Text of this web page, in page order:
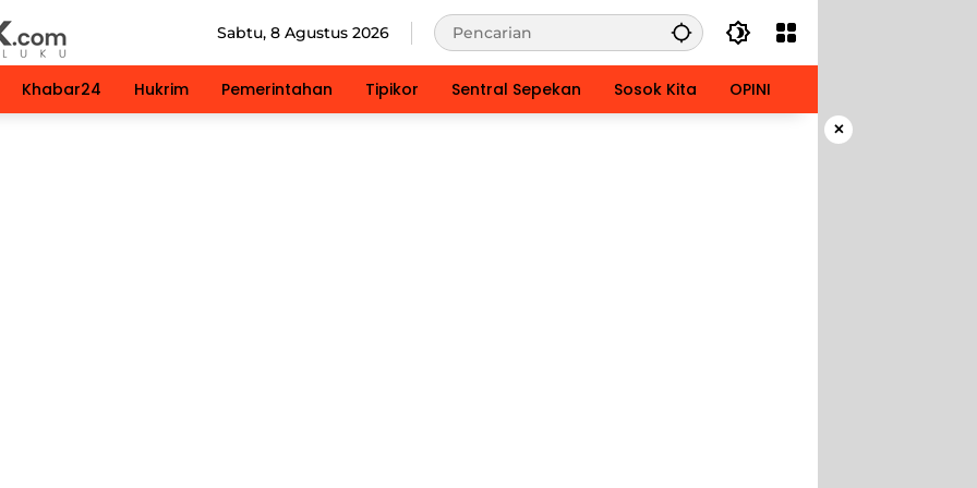
Sabtu, 8 Agustus 2026
Khabar24 Hukrim Pemerintahan Tipikor Sentral Sepekan Sosok Kita OPINI
×